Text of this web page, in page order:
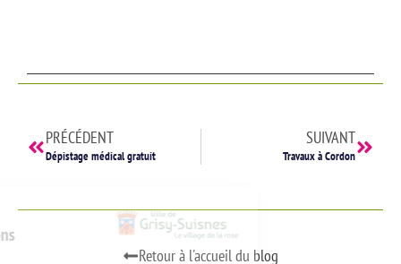
vous présentons
PRÉCÉDENT
Dépistage médical gratuit
SUIVANT
Travaux à Cordon
Retour à l'accueil du blog